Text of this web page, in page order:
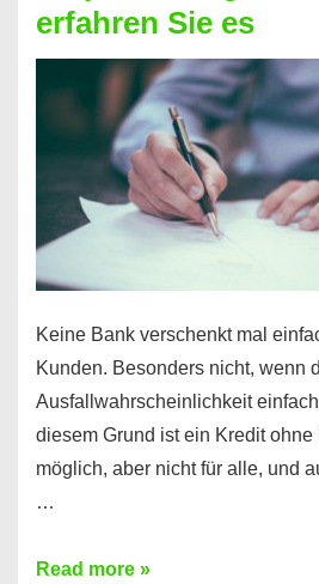
nicht
nur
für
Handy
möglich!
erfahren Sie es
Keine Bank verschenkt mal
Kunden. Besonders nicht, wenn
Ausfallwahrscheinlichkeit
diesem Grund ist ein Kredit ohne
möglich, aber nicht für alle, und
…
Ist
Read more »